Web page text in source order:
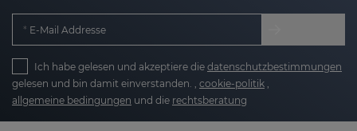
E-Mail Addresse
Ich habe gelesen und akzeptiere die datenschutzbestimmungen
gelesen und bin damit einverstanden. , cookie-politik
allgemeine bedingungen und die rechtsberatung